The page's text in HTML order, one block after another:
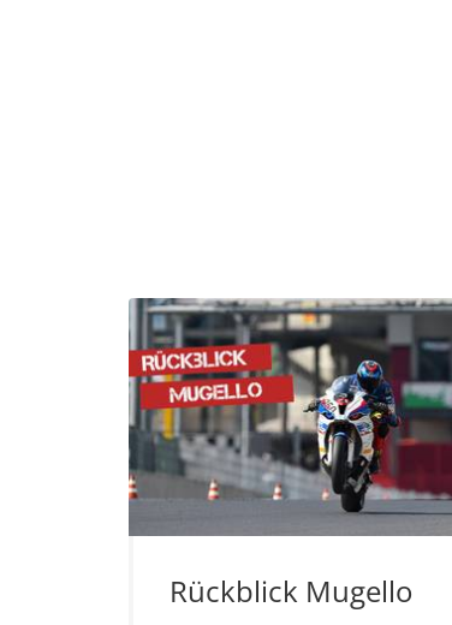
Rückblick Mugello